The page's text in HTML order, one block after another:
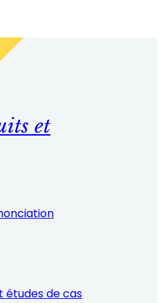
et
études de cas